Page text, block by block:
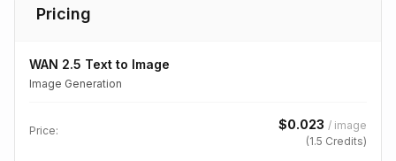
Pricing
WAN 2.5 Text to Image
Image Generation
Price: $0.023 / image
(1.5 Credits)